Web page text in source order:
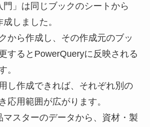
門」は同じブックのシートから
しました。
から作成し、その作成元のブッ
するとPowerQueryに反映される
。
し作成できれば、それぞれ別の
応用範囲が広がります。
マスターのデータから、資材・製